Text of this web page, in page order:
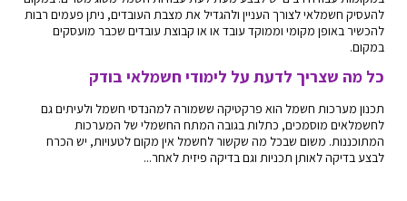
להעסיק חשמלאי לצורך העניין ולהגדיל את מצבת העובדים, ניתן פעמים רבות
להכשיר באופן מקומי וממוקד עובד או או קבוצת עובדים שכבר מועסקים
במקום.
כל מה שצריך לדעת על לימודי חשמלאי בודק
תכנון מערכות חשמל הוא פרקטיקה ששמורה למהנדסי חשמל ולעיתים גם
לחשמלאים מוסמכים, כתלות בגובה המתח החשמלי של המערכות
המתוכננות. משום שבכל מה שקשור לחשמל אין מקום לטעויות, יש הכרח
לבצע בדיקה לאותן תכניות וגם בדיקה פיזית לאחר...